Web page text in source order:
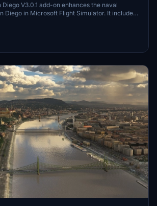
V3.0.1 add-on enhances the naval
Diego in Microsoft Flight Simulator. It includes
ship models and improved textures, ensuring
MSFS2020 and MSFS2024. Key features
of the Rosecrans Submarine Base,
aircraft carriers. Recent updates have